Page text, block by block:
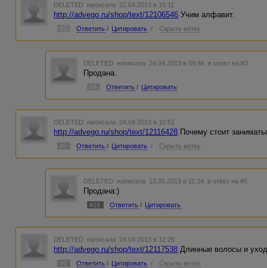
DELETED написала 22.04.2013 в 15:11
http://advego.ru/shop/text/12106546 Учим алфавит.
Ответить / Цитировать / Скрыть ветку
DELETED написала 24.04.2013 в 09:46 в ответ на #3
Продана.
Ответить / Цитировать
DELETED написала 24.04.2013 в 10:51
http://advego.ru/shop/text/12116428 Почему стоит
#5 Ответить / Цитировать / Скрыть ветку
DELETED написала 13.05.2013 в 11:24 в ответ на #5
Продана:)
#15 Ответить / Цитировать
DELETED написала 24.04.2013 в 12:26
http://advego.ru/shop/text/12117538 Длинные волосы и
#6 Ответить / Цитировать / Скрыть ветку